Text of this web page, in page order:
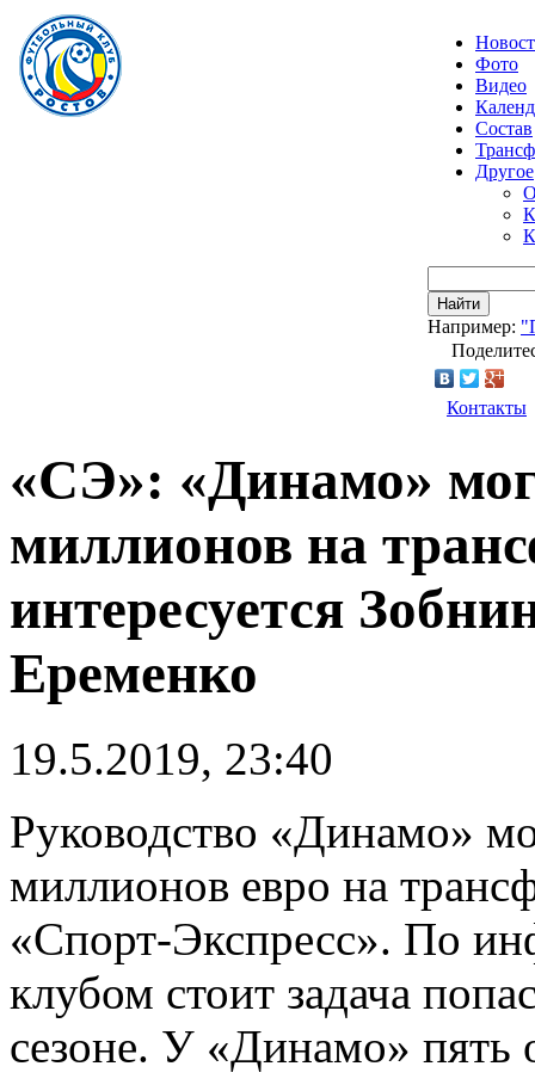
Фото
Видео
Состав
Другое
Найти
Например:
Контакты
«СЭ»: «Динамо»
миллионов на
интересуется
Еременко
19.5.2019, 23:40
Руководство «Динамо»
миллионов евро на
«Спорт-Экспресс». По
клубом стоит задача
сезоне. У «Динамо» пять